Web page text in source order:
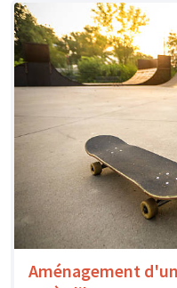
Aménagement